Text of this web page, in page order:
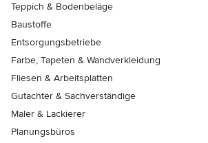
Teppich & Bodenbeläge
Baustoffe
Entsorgungsbetriebe
Farbe, Tapeten & Wandverkleidung
Fliesen & Arbeitsplatten
Gutachter & Sachverständige
Maler & Lackierer
Planungsbüros